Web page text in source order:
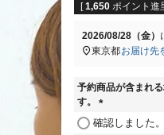
[ 1,650 ポイント進
2026/08/28（金）
東京都お届け先
予約商品が含まれ
す。
(
確認しました。